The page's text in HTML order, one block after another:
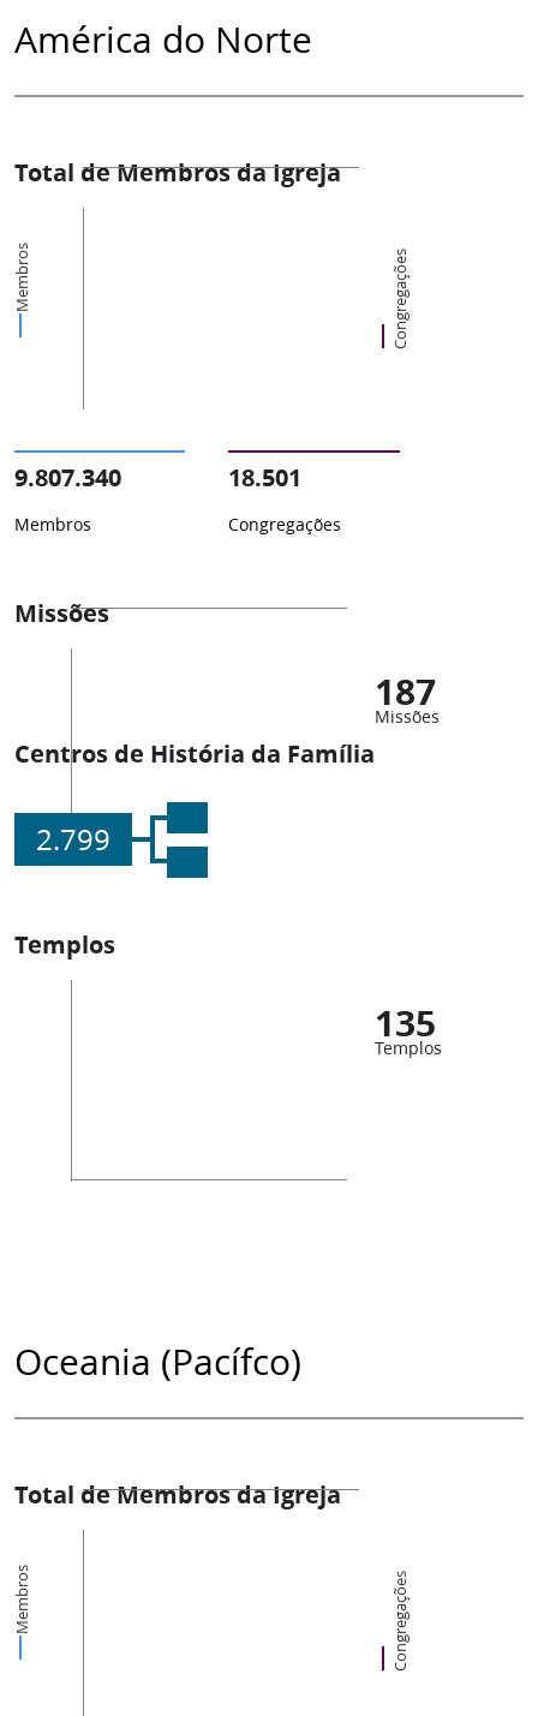
América do Norte
Total de Membros da Igreja
Membros Congregações
9.807.340
Membros
18.501
Congregações
Missões
187
Missões
Centros de História da Família
2.799
Templos
135
Templos
Oceania (Pacífco)
Total de Membros da Igreja
Membros Congregações